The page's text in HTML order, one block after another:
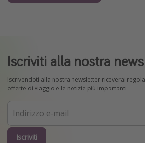
Iscriviti alla nostra
Iscrivendoti alla nostra newsletter riceverai
offerte di viaggio e le notizie più importanti.
Iscriviti